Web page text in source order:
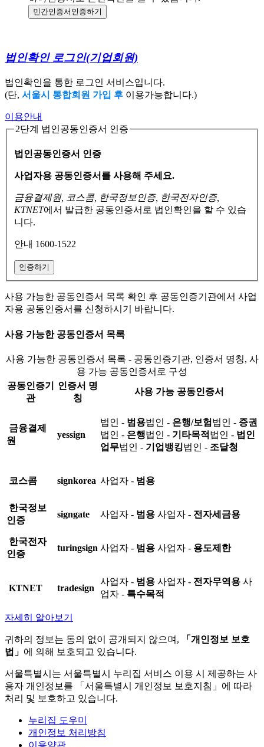
민간인증서 인증하기
법인확인 로그인(기업회원)
법인확인을 통한 로그인 서비스입니다.
(단, 서울시 통합회원 가입 후 이용가능합니다.)
이용안내
2단계 법인공동인증서 인증
법인공동인증서 인증
사업자용 공동인증서를 사용해 주세요.
금융결제원, 코스콤, 한국정보인증, 한국전자인증,
KTNET에서 발급한 공동인증서로 법인확인을 할 수 있습
니다.
안내 1600-1522
인증하기
사용 가능한 공동인증서 목록 확인 후 공동인증기관에서 사업
자용 공동인증서를 신청하시기 바랍니다.
사용 가능한 공동인증서 목록
사용 가능한 공동인증서 목록 - 공동인증기관, 인증서 명칭, 사
용 가능 공동인증서로 구성
공동인증기
관
인증서 명
칭
사용 가능 공동인증서
금융결제
원
yessign
법인 - 범용법인 - 은행/보험 법인 - 증권
법인 - 은행법인 - 기타목적 법인 - 법인
업무법인 - 기업뱅킹법인 - 조달청
코스콤 signkorea 사업자 - 범용
한국정보
인증
signgate 사업자 - 범용 사업자 - 전자세금용
한국전자
인증
turingsign 사업자 - 범용 사업자 - 용도제한
KTNET tradesign
사업자 - 범용 사업자 - 전자무역용 사
업자 - 특수목적
자세히 알아보기
귀하의 정보는 동의 없이 공개되지 않으며,
「개인정보 보호
법」 에 의해 보호되고 있습니다.
서울특별시는 서울특별시 누리집 서비스 이용 시 제공하는 사
용자 개인정보를 「서울특별시 개인정보 보호지침」에 따라
처리 및 보호하고 있습니다.
누리집 도우미
개인정보 처리방침
이용약관